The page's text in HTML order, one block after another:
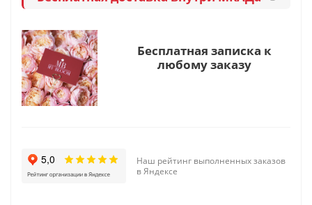
Бесплатная записка к
любому заказу
Наш рейтинг выполненных заказов
в Яндексе